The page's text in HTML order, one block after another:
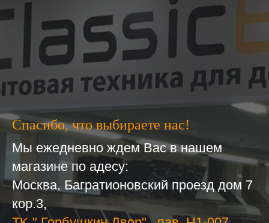
Спасибо, что выбираете нас!
Мы ежедневно ждем Вас в нашем
магазине по адесу:
Москва, Багратионовский проезд дом 7
кор.3,